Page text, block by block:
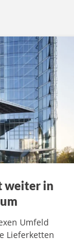
weiter in
Umfeld
Lieferketten